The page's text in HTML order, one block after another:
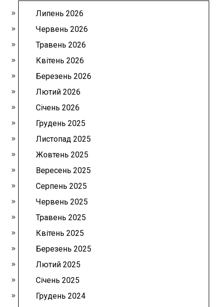
Липень 2026
Червень 2026
Травень 2026
Квітень 2026
Березень 2026
Лютий 2026
Січень 2026
Грудень 2025
Листопад 2025
Жовтень 2025
Вересень 2025
Серпень 2025
Червень 2025
Травень 2025
Квітень 2025
Березень 2025
Лютий 2025
Січень 2025
Грудень 2024